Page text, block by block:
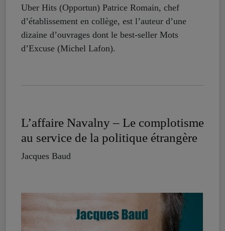
Uber Hits (Opportun) Patrice Romain, chef
d’établissement en collège, est l’auteur d’une
dizaine d’ouvrages dont le best-seller Mots
d’Excuse (Michel Lafon).
L’affaire Navalny – Le complotisme
au service de la politique étrangère
Jacques Baud